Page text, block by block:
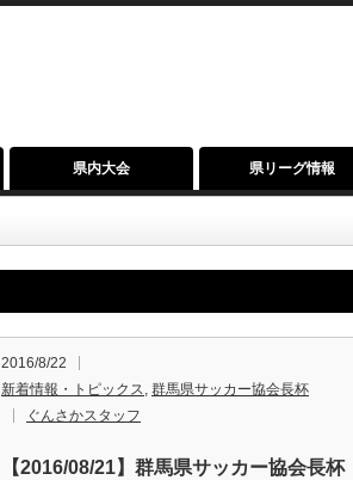
県内大会 県リーグ情報
2016/8/22
新着情報・トピックス, 群馬県サッカー協会長杯
ぐんさかスタッフ
【2016/08/21】群馬県サッカー協会長杯